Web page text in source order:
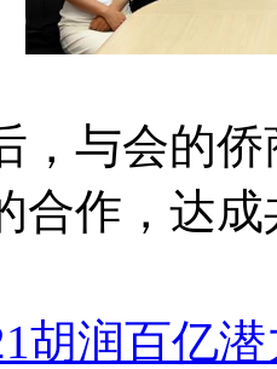
，与会的
合作，达
胡润百亿